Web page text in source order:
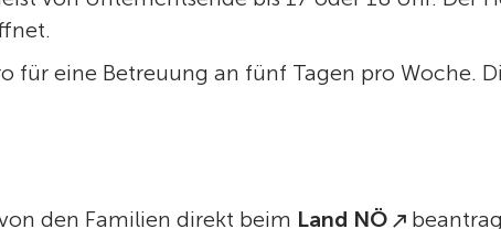
für eine Betreuung an fünf Tagen pro Woche.
den Familien direkt beim Land NÖ